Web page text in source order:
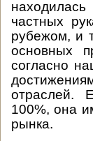
частных
рубежом, и
основных
согласно
отраслей.
100%, она
рынка.